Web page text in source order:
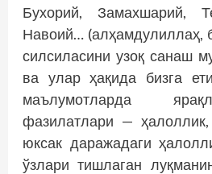
Бухорий, Замахшарий,
Навоий… (алҳамдулиллаҳ,
силсиласини узоқ санаш
ва улар ҳақида бизга
маълумотларда
фазилатлари —
юксак даражадаги
ўзлари тишлаган